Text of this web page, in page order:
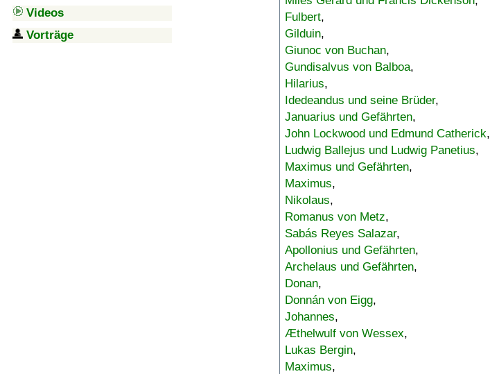
Videos
Vorträge
Fulbert,
Gilduin,
Giunoc von Buchan,
Gundisalvus von Balboa,
Hilarius,
Idedeandus und seine Brüder,
Januarius und Gefährten,
John Lockwood und Edmund Catherick,
Ludwig Ballejus und Ludwig Panetius,
Maximus und Gefährten,
Maximus,
Nikolaus,
Romanus von Metz,
Sabás Reyes Salazar,
Apollonius und Gefährten,
Archelaus und Gefährten,
Donan,
Donnán von Eigg,
Johannes,
Æthelwulf von Wessex,
Lukas Bergin,
Maximus,